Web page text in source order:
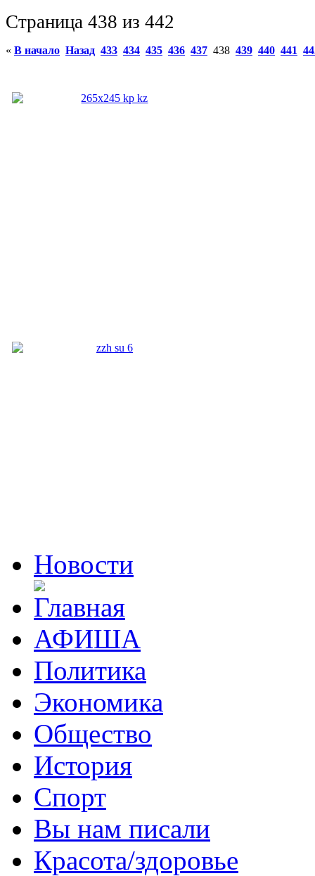
Страница 438 из 442
« В начало Назад 433 434 435 436 437 438 439 440 441
Новости
АФИША
Политика
Экономика
Общество
История
Спорт
Вы нам писали
Красота/здоровье